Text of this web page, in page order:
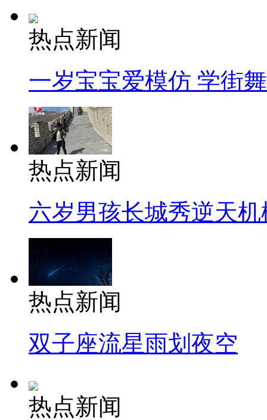
热点新闻
一岁宝宝爱模仿 学街
热点新闻
六岁男孩长城秀逆天机
热点新闻
双子座流星雨划夜空
热点新闻